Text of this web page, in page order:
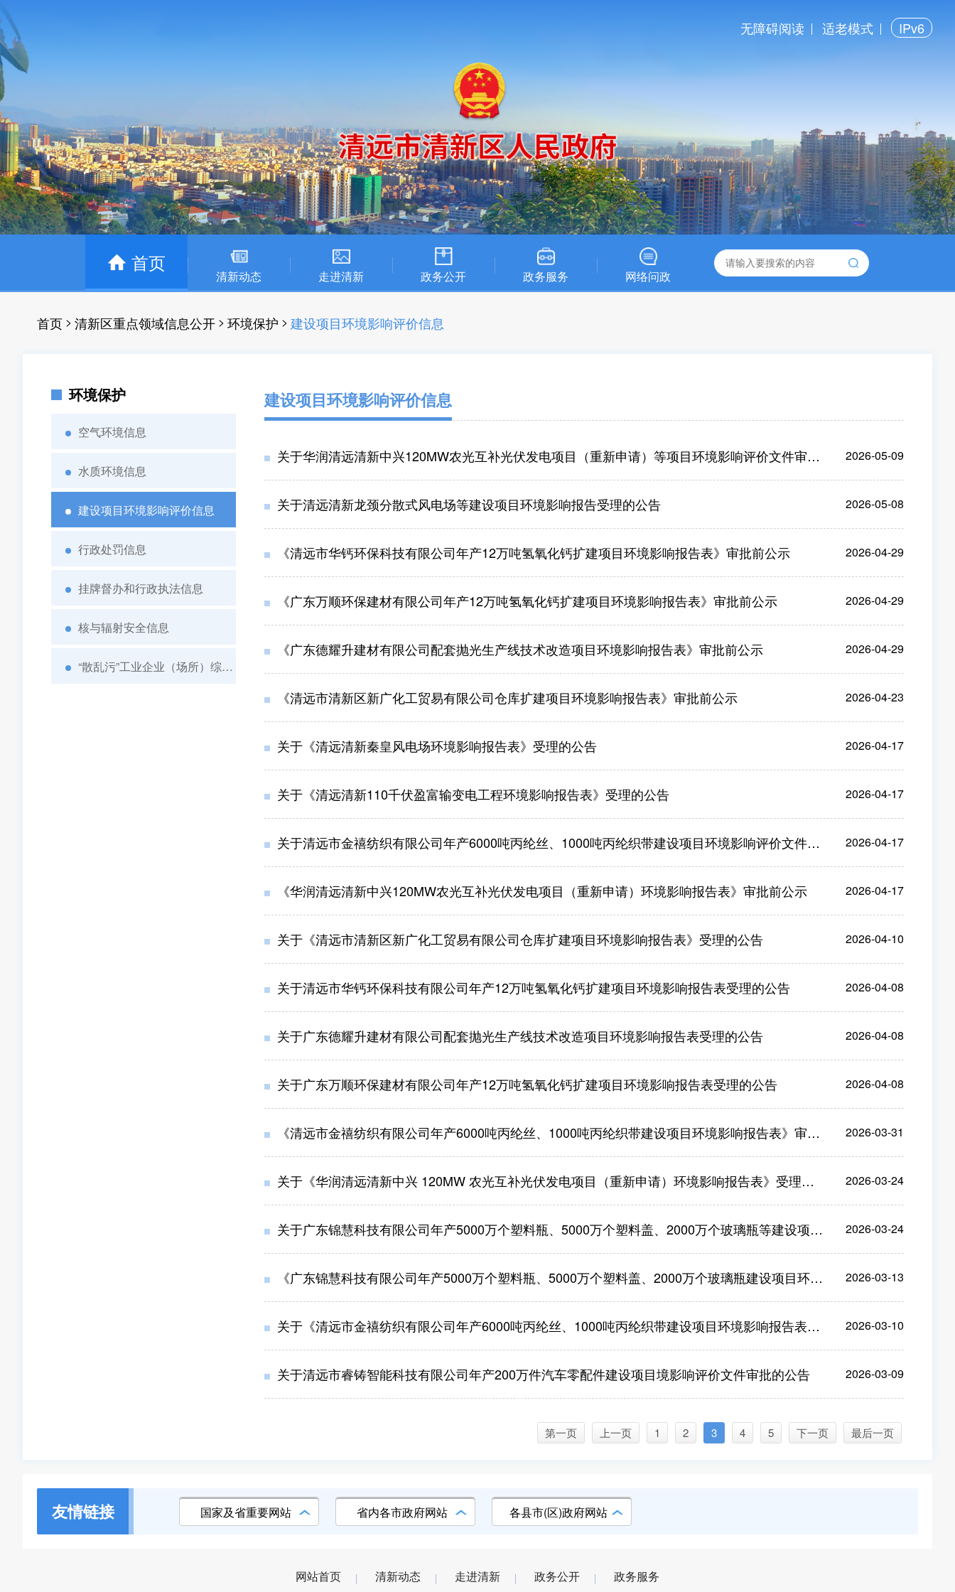
无障碍阅读 适老模式 IPv6
首页
清新动态 走进清新 政务公开 政务服务 网络问政
首页 > 清新区重点领域信息公开 > 环境保护 > 建设项目环境影响评价信息
环境保护
空气环境信息
水质环境信息
建设项目环境影响评价信息
行政处罚信息
挂牌督办和行政执法信息
核与辐射安全信息
“散乱污”工业企业（场所）综合整治
建设项目环境影响评价信息
关于华润清远清新中兴120MW农光互补光伏发电项目（重新申请）等项目环境影响评价文件审批的公告 2026-05-09
关于清远清新龙颈分散式风电场等建设项目环境影响报告受理的公告 2026-05-08
《清远市华钙环保科技有限公司年产12万吨氢氧化钙扩建项目环境影响报告表》审批前公示 2026-04-29
《广东万顺环保建材有限公司年产12万吨氢氧化钙扩建项目环境影响报告表》审批前公示 2026-04-29
《广东德耀升建材有限公司配套抛光生产线技术改造项目环境影响报告表》审批前公示 2026-04-29
《清远市清新区新广化工贸易有限公司仓库扩建项目环境影响报告表》审批前公示 2026-04-23
关于《清远清新秦皇风电场环境影响报告表》受理的公告 2026-04-17
关于《清远清新110千伏盈富输变电工程环境影响报告表》受理的公告 2026-04-17
关于清远市金禧纺织有限公司年产6000吨丙纶丝、1000吨丙纶织带建设项目环境影响评价文件审批的公告 2026-04-17
《华润清远清新中兴120MW农光互补光伏发电项目（重新申请）环境影响报告表》审批前公示 2026-04-17
关于《清远市清新区新广化工贸易有限公司仓库扩建项目环境影响报告表》受理的公告 2026-04-10
关于清远市华钙环保科技有限公司年产12万吨氢氧化钙扩建项目环境影响报告表受理的公告 2026-04-08
关于广东德耀升建材有限公司配套抛光生产线技术改造项目环境影响报告表受理的公告 2026-04-08
关于广东万顺环保建材有限公司年产12万吨氢氧化钙扩建项目环境影响报告表受理的公告 2026-04-08
《清远市金禧纺织有限公司年产6000吨丙纶丝、1000吨丙纶织带建设项目环境影响报告表》审批前公示 2026-03-31
关于《华润清远清新中兴 120MW 农光互补光伏发电项目（重新申请）环境影响报告表》受理的公告 2026-03-24
关于广东锦慧科技有限公司年产5000万个塑料瓶、5000万个塑料盖、2000万个玻璃瓶等建设项目环境影响评价文件审批的公告 2026-03-24
《广东锦慧科技有限公司年产5000万个塑料瓶、5000万个塑料盖、2000万个玻璃瓶建设项目环境影响报告表》审批前公示 2026-03-13
关于《清远市金禧纺织有限公司年产6000吨丙纶丝、1000吨丙纶织带建设项目环境影响报告表》受理的公告 2026-03-10
关于清远市睿铸智能科技有限公司年产200万件汽车零配件建设项目境影响评价文件审批的公告 2026-03-09
第一页 上一页 1 2 3 4 5 下一页 最后一页
友情链接 国家及省重要网站 省内各市政府网站 各县市(区)政府网站
网站首页 清新动态 走进清新 政务公开 政务服务